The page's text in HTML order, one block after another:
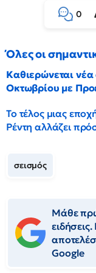
0
Όλες οι
Καθιερώνεται
Οκτωβρίου με
Το τέλος μιας
Ρέντη αλλάζει
σεισμός
Μάθε
Google